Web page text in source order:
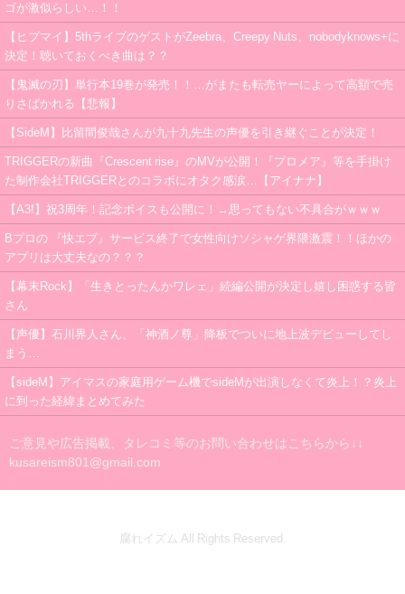
ゴが激似らしい…！！
【ヒプマイ】5thライブのゲストがZeebra、Creepy Nuts、nobodyknows+に
決定！聴いておくべき曲は？？
【鬼滅の刃】単行本19巻が発売！！…がまたも転売ヤーによって高額で売
りさばかれる【悲報】
【SideM】比留間俊哉さんが九十九先生の声優を引き継ぐことが決定！
TRIGGERの新曲『Crescent rise』のMVが公開！『プロメア』等を手掛け
た制作会社TRIGGERとのコラボにオタク感涙…【アイナナ】
【A3!】祝3周年！記念ボイスも公開に！→思ってもない不具合がｗｗｗ
Bプロの 『快エブ』サービス終了で女性向けソシャゲ界隈激震！！ほかの
アプリは大丈夫なの？？？
【幕末Rock】「生きとったんかワレェ」続編公開が決定し嬉し困惑する皆
さん
【声優】石川界人さん、「神酒ノ尊」降板でついに地上波デビューしてし
まう…
【sideM】アイマスの家庭用ゲーム機でsideMが出演しなくて炎上！？炎上
に到った経緯まとめてみた
ご意見や広告掲載、タレコミ等のお問い合わせはこちらから↓↓
kusareism801@gmail.com
腐れイズム All Rights Reserved.